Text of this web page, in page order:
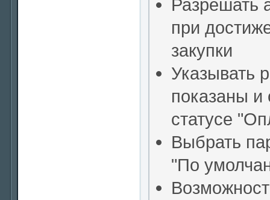
Разрешать
при
закупки
Указывать
показаны и
статусе
Выбрать
"По